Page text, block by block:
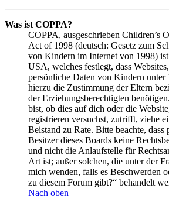
Was ist COPPA?
COPPA, ausgeschrieben Children’s
Act of 1998 (deutsch: Gesetz zum
von Kindern im Internet von 1998)
USA, welches festlegt, dass
persönliche Daten von Kindern unter
hierzu die Zustimmung der Eltern
der Erziehungsberechtigten
bist, ob dies auf dich oder die
registrieren versuchst, zutrifft, ziehe
Beistand zu Rate. Bitte beachte,
Besitzer dieses Boards keine
und nicht die Anlaufstelle für
Art ist; außer solchen, die unter der
mich wenden, falls es Beschwerden
zu diesem Forum gibt?“ behandelt
Nach oben